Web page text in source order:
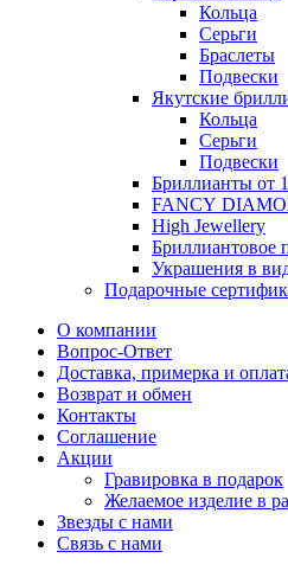
Кольца
Серьги
Браслеты
Подвески
Якутские
Кольца
Серьги
Подвески
Бриллианты от
FANCY
High Jewellery
Бриллиантовое
Украшения в
Подарочные
О компании
Вопрос-Ответ
Доставка, примерка и
Возврат и обмен
Контакты
Соглашение
Акции
Гравировка в подарок
Желаемое изделие в
Звезды с нами
Связь с нами